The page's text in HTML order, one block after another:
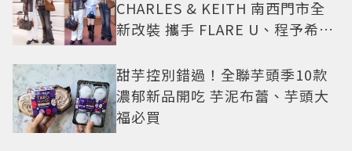
CHARLES & KEITH 南西門市全
新改裝 攜手 FLARE U、程予希演
甜芋控別錯過！全聯芋頭季10款
濃郁新品開吃 芋泥布蕾、芋頭大
福必買